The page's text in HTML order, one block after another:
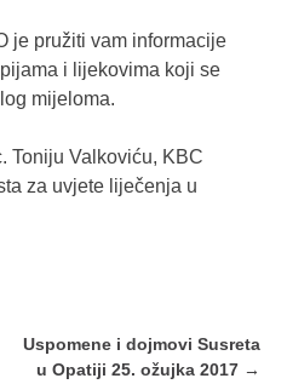
je pružiti vam informacije
i lijekovima koji se
mijeloma.
Toniju Valkoviću, KBC
za uvjete liječenja u
Uspomene i dojmovi Susreta
u Opatiji 25. ožujka 2017 →